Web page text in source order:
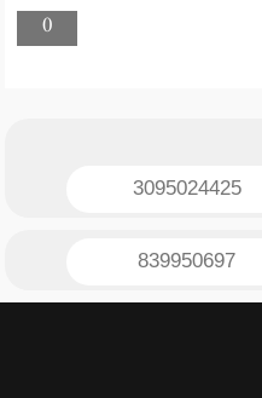
0
3095024425
839950697